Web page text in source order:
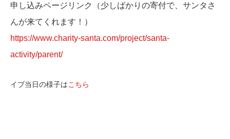
申し込みページリンク（少しばかりの寄付で、サンタさ
んが来てくれます！）
https://www.charity-santa.com/project/santa-
activity/parent/
イブ当日の様子はこちら